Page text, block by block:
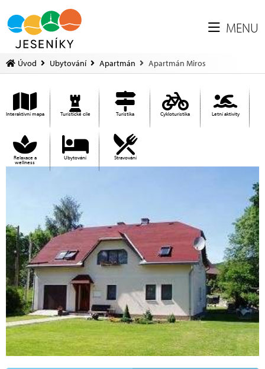
MENU
Úvod Ubytování Apartmán Apartmán Miros
Interaktivní mapa Turistické cíle Turistika Cykloturistika Letní aktivity
Relaxace a
wellness
Ubytování Stravování